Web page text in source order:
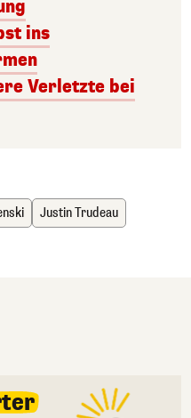
ins
Verletzte bei
Justin Trudeau